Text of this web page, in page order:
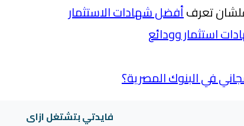
تعرفأفضل‌ ‌شهادات‌ ‌الاستثمار‌
استثمار وودائع
في البنوك المصرية؟
فايدتي بتشتغل ازاى